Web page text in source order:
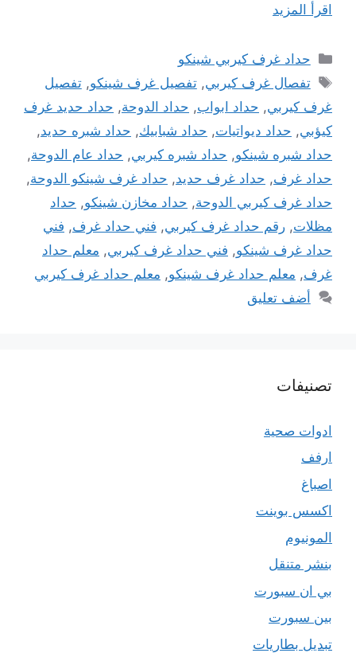
اقرأ المزيد
التصنيفات
حداد غرف كيربي شينكو
الوسوم
تفصال غرف كيربي,تفصيل غرف شينكو,تفصيل
غرف كيربي, حداد ابواب, حداد الدوحة, حداد حديد غرف
كيؤبي, حداد ديواتيات, حداد شبابيك, حداد شبره حديد,
حداد شبره شينكو, حداد شبره كيربي, حداد عام الدوحة,
حداد غرف, حداد غرف حديد, حداد غرف شينكو الدوحة,
حداد غرف كيربي الدوحة, حداد مخازن شينكو, حداد
مظلات, رقم حداد غرف كيربي, فني حداد غرف, فني
حداد غرف شينكو, فني حداد غرف كيربي, معلم حداد
غرف, معلم حداد غرف شينكو, معلم حداد غرف كيربي
أضف تعليق
تصنيفات
ادوات صحية
ارفف
اصباغ
اكسس بوينت
المونيوم
بنشر متنقل
بي ان سبورت
بين سبورت
تبديل بطاريات